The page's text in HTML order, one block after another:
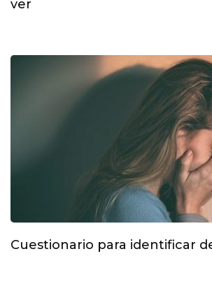
ver
Cuestionario para identificar